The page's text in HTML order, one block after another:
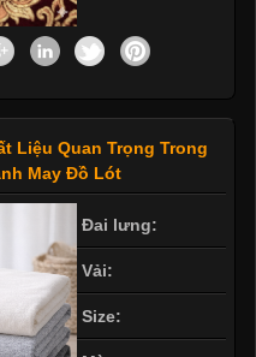
Liệu Quan Trọng Trong
May Đồ Lót
Đai lưng:
Vải:
Size: